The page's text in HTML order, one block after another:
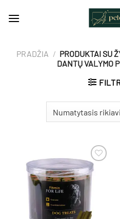
PRADŽIA / PRODUKTAI SU
DANTŲ VALYMO